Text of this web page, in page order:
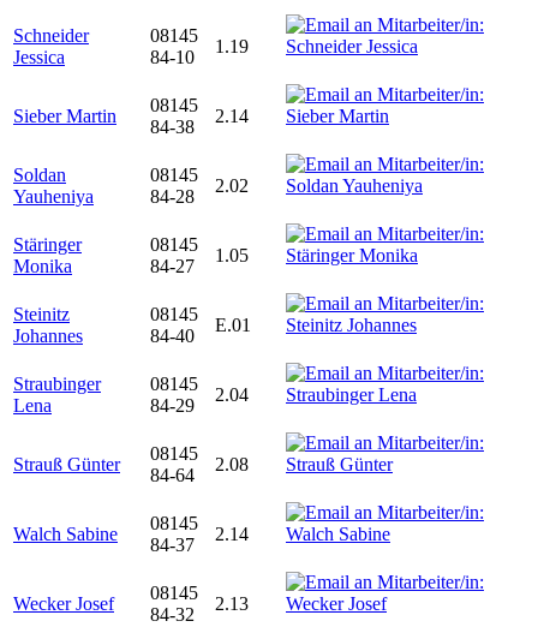
Schneider
Jessica
08145
84-10
1.19
Sieber Martin
08145
84-38
2.14
Soldan
Yauheniya
08145
84-28
2.02
Stäringer
Monika
08145
84-27
1.05
Steinitz
Johannes
08145
84-40
E.01
Straubinger
Lena
08145
84-29
2.04
Strauß Günter
08145
84-64
2.08
Walch Sabine
08145
84-37
2.14
Wecker Josef
08145
84-32
2.13